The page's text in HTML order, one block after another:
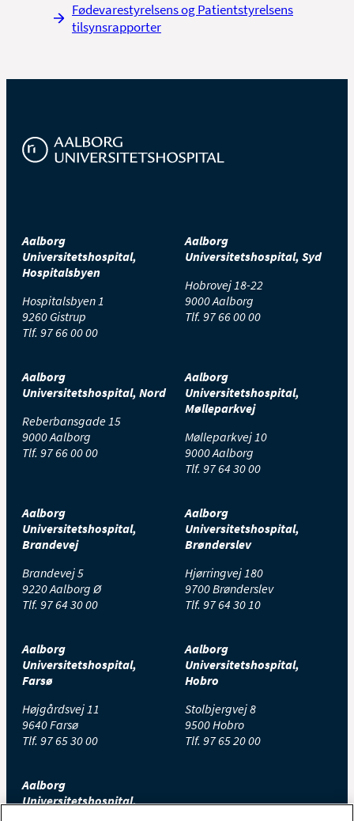
Fødevarestyrelsens og Patientstyrelsens
tilsynsrapporter
Aalborg
Universitetshospital,
Hospitalsbyen
Hospitalsbyen 1
9260 Gistrup
Tlf. 97 66 00 00
Aalborg
Universitetshospital, Syd
Hobrovej 18-22
9000 Aalborg
Tlf. 97 66 00 00
Aalborg
Universitetshospital, Nord
Reberbansgade 15
9000 Aalborg
Tlf. 97 66 00 00
Aalborg
Universitetshospital,
Mølleparkvej
Mølleparkvej 10
9000 Aalborg
Tlf. 97 64 30 00
Aalborg
Universitetshospital,
Brandevej
Brandevej 5
9220 Aalborg Ø
Tlf. 97 64 30 00
Aalborg
Universitetshospital,
Brønderslev
Hjørringvej 180
9700 Brønderslev
Tlf. 97 64 30 10
Aalborg
Universitetshospital,
Farsø
Højgårdsvej 11
9640 Farsø
Tlf. 97 65 30 00
Aalborg
Universitetshospital,
Hobro
Stolbjergvej 8
9500 Hobro
Tlf. 97 65 20 00
Aalborg
Universitetshospital,